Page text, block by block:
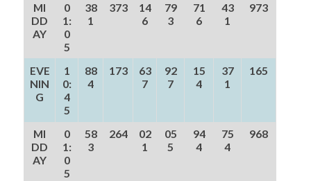
MI
DD
AY
0
1:
0
5
38
1
373
14
6
79
3
71
6
43
1
973
EVE
NIN
G
1
0:
4
5
88
4
173
63
7
92
7
15
4
37
1
165
MI
DD
AY
0
1:
0
5
58
3
264
02
1
05
5
94
4
75
4
968